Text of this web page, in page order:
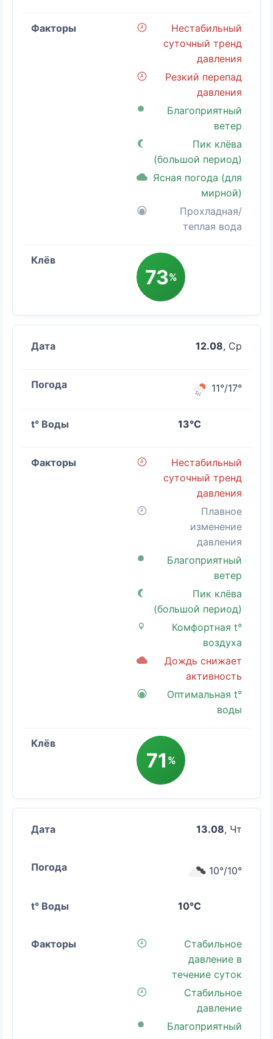
Нестабильный
суточный тренд
давления
Резкий перепад
давления
Благоприятный
ветер
Пик клёва
(большой период)
Ясная погода (для
мирной)
Прохладная/
теплая вода
73%
12.08, Ср
11°/17°
13°C
Нестабильный
суточный тренд
давления
Плавное
изменение
давления
Благоприятный
ветер
Пик клёва
(большой период)
Комфортная t°
воздуха
Дождь снижает
активность
Оптимальная t°
воды
71 %
13.08, Чт
10°/10°
10°C
Стабильное
давление в
течение суток
Стабильное
давление
Благоприятный